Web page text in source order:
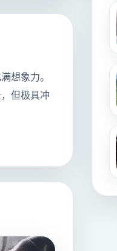
想象力。
但极具冲